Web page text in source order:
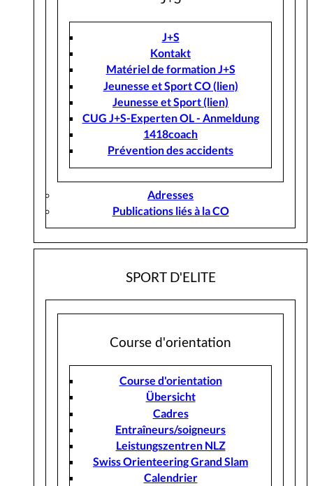
J+S
Kontakt
Matériel de formation J+S
Jeunesse et Sport CO (lien)
Jeunesse et Sport (lien)
CUG J+S-Experten OL - Anmeldung
1418coach
Prévention des accidents
Adresses
Publications liés à la CO
SPORT D'ELITE
Course d'orientation
Course d'orientation
Übersicht
Cadres
Entraîneurs/soigneurs
Leistungszentren NLZ
Swiss Orienteering Grand Slam
Calendrier